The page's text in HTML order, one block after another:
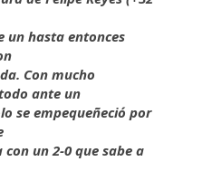
un hasta entonces
Con mucho
ante un
se empequeñeció por
un 2-0 que sabe a